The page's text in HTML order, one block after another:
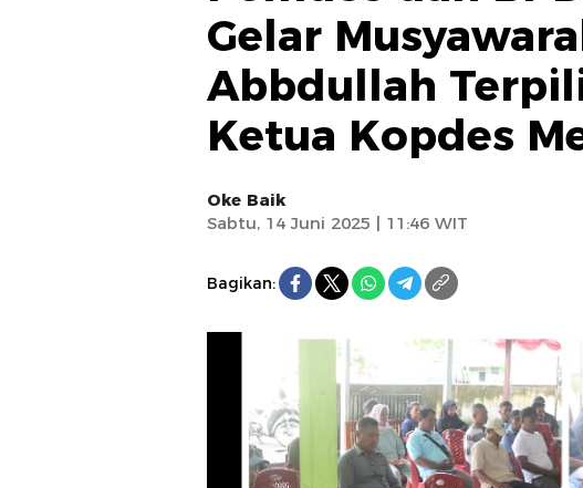
Gelar
Abbdullah
Ketua Kopdes
Oke Baik
Sabtu, 14 Juni 2025 | 11:46 WIT
Bagikan: